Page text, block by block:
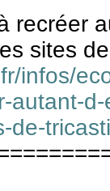
recréer
sites
infos/
autant-
de-